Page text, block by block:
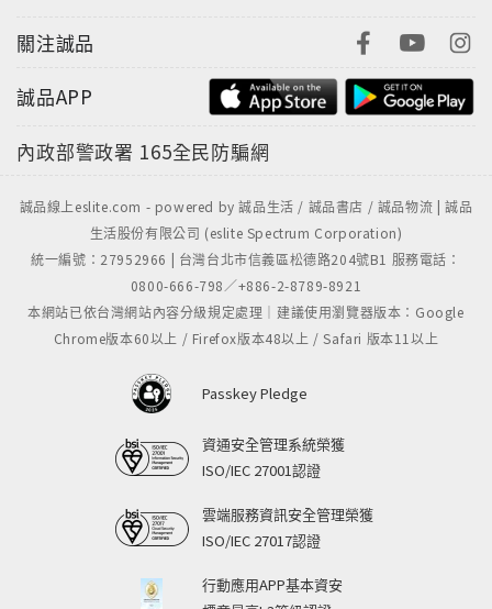
關注誠品
誠品APP
內政部警政署 165全民防騙網
誠品線上eslite.com - powered by 誠品生活 / 誠品書店 / 誠品物流 | 誠品
生活股份有限公司 (eslite Spectrum Corporation)
統一編號：27952966 | 台灣台北市信義區松德路204號B1 服務電話：
0800-666-798／+886-2-8789-8921
本網站已依台灣網站內容分級規定處理｜建議使用瀏覽器版本：Google
Chrome版本60以上 / Firefox版本48以上 / Safari 版本11以上
Passkey Pledge
資通安全管理系統榮獲
ISO/IEC 27001認證
雲端服務資訊安全管理榮獲
ISO/IEC 27017認證
行動應用APP基本資安